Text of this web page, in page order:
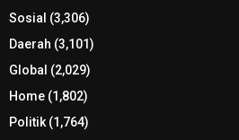
Sosial (3,306)
Daerah (3,101)
Global (2,029)
Home (1,802)
Politik(1,764)